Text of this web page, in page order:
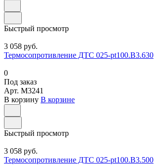
Быстрый просмотр
3 058 руб.
Термосопротивление ДТС 025-pt100.В3.630
0
Под заказ
Арт. M3241
В корзину В корзине
Быстрый просмотр
3 058 руб.
Термосопротивление ДТС 025-pt100.В3.500